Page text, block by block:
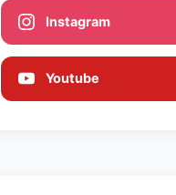
Instagram
Youtube